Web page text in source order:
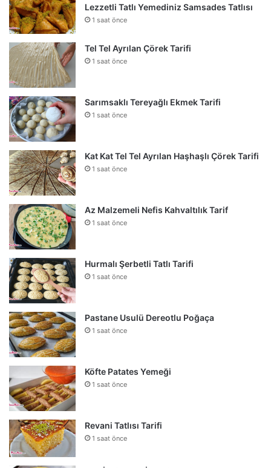
Lezzetli Tatlı Yemediniz Samsades Tatlısı
1 saat önce
Tel Tel Ayrılan Çörek Tarifi
1 saat önce
Sarımsaklı Tereyağlı Ekmek Tarifi
1 saat önce
Kat Kat Tel Tel Ayrılan Haşhaşlı Çörek Tarifi
1 saat önce
Az Malzemeli Nefis Kahvaltılık Tarif
1 saat önce
Hurmalı Şerbetli Tatlı Tarifi
1 saat önce
Pastane Usulü Dereotlu Poğaça
1 saat önce
Köfte Patates Yemeği
1 saat önce
Revani Tatlısı Tarifi
1 saat önce